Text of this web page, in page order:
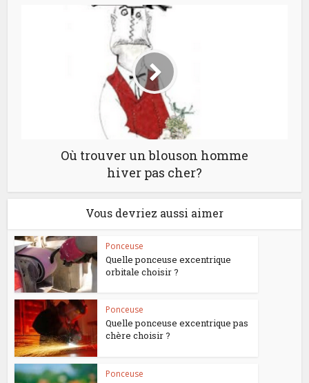
Où trouver un blouson homme
hiver pas cher?
Vous devriez aussi aimer
Ponceuse
Quelle ponceuse excentrique
orbitale choisir ?
Ponceuse
Quelle ponceuse excentrique pas
chère choisir ?
Ponceuse